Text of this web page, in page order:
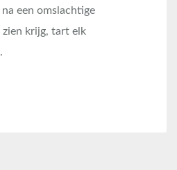
een omslachtige
krijg, tart elk